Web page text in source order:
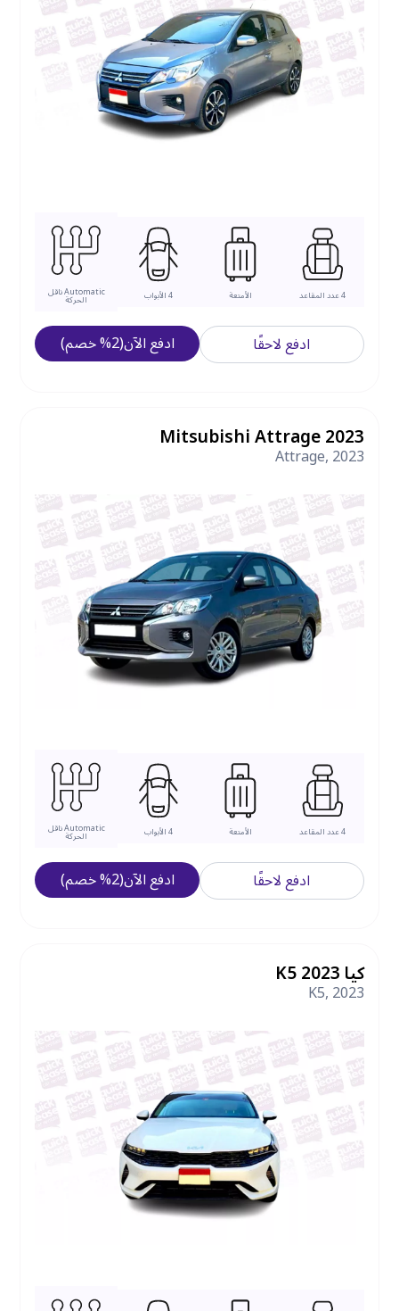
4عدد المقاعد الأمتعة 4الأبواب Automaticناقلالحركة
ادفع لاحقًا ادفع الآن(
2
%خصم)
Mitsubishi Attrage 2023
Attrage,2023
4عدد المقاعد الأمتعة 4الأبواب Automaticناقلالحركة
ادفع لاحقًا ادفع الآن(
2
%خصم)
كيا K5 2023
K5,2023